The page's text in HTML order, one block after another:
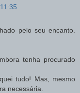
pelo seu encanto.
tenha procurado
tudo! Mas, mesmo
necessária.